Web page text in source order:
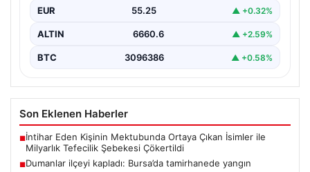
EUR 55.25 ▲ +0.32%
ALTIN 6660.6 ▲ +2.59%
BTC 3096386 ▲ +0.58%
Son Eklenen Haberler
■İntihar Eden Kişinin Mektubunda Ortaya Çıkan İsimler ile
Milyarlık Tefecilik Şebekesi Çökertildi
■Dumanlar ilçeyi kapladı: Bursa’da tamirhanede yangın